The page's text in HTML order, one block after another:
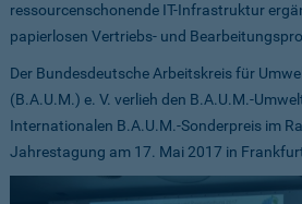
ressourcenschonende IT-Infrastruktur
papierlosen Vertriebs- und
Der Bundesdeutsche Arbeitskreis für
(B.A.U.M.) e. V. verlieh den B.A.U.M.-
Internationalen B.A.U.M.-Sonderpreis im
Jahrestagung am 17. Mai 2017 in